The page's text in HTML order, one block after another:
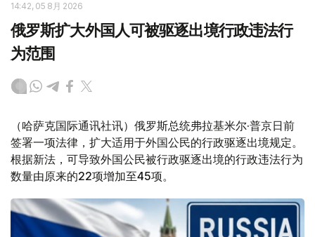
14:42, 05 8月 2026
俄罗斯扩大外国人可被驱逐出境行政违法行
为范围
（哈萨克国际通讯社讯）俄罗斯总统弗拉基米尔·普京日前
签署一项法律，扩大适用于外国公民的行政驱逐出境规定。
根据新法，可导致外国公民被行政驱逐出境的行政违法行为
数量由原来的22项增加至45项。